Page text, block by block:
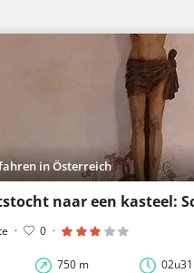
in Österreich
naar een kasteel:
· 0 ·
750 m 02u31